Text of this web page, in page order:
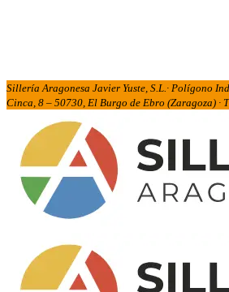
Sillería Aragonesa Javier Yuste, S.L.· Polígono
Cinca, 8 – 50730, El Burgo de Ebro (Zaragoza) ·